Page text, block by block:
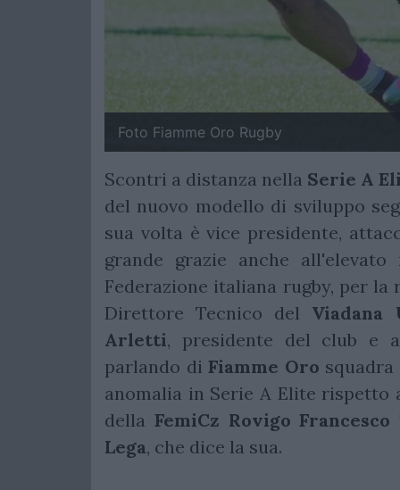
Foto Fiamme Oro Rugby
Scontri a distanza nella Serie A
del nuovo modello di sviluppo
sua volta è vice presidente,
grande grazie anche
Federazione italiana rugby, per
Direttore Tecnico del Viadana
Arletti, presidente del club e
parlando diFiamme Oro
anomalia in Serie A Elite
della FemiCz Rovigo Francesco
Lega, che dice la sua.